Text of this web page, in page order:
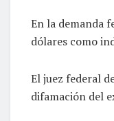
En la demanda
dólares como
El juez federal
difamación del